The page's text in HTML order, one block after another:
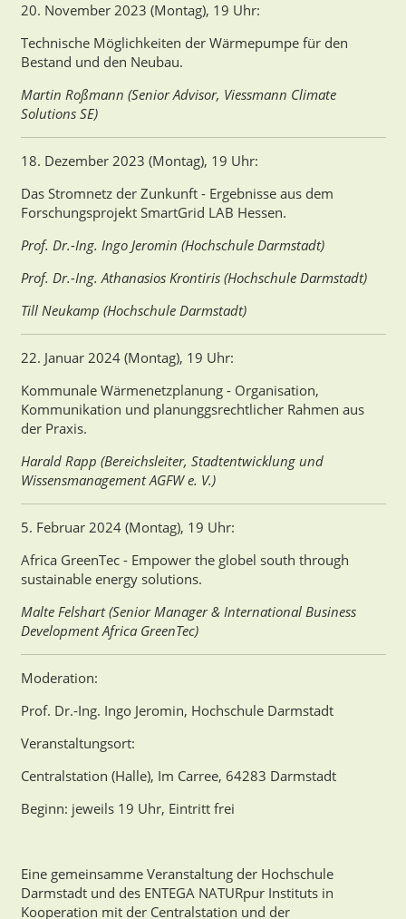
20. November 2023 (Montag), 19 Uhr:
Technische Möglichkeiten der Wärmepumpe für den
Bestand und den Neubau.
Martin Roßmann (Senior Advisor, Viessmann Climate
Solutions SE)
18. Dezember 2023 (Montag), 19 Uhr:
Das Stromnetz der Zunkunft - Ergebnisse aus dem
Forschungsprojekt SmartGrid LAB Hessen.
Prof. Dr.-Ing. Ingo Jeromin (Hochschule Darmstadt)
Prof. Dr.-Ing. Athanasios Krontiris (Hochschule Darmstadt)
Till Neukamp (Hochschule Darmstadt)
22. Januar 2024 (Montag), 19 Uhr:
Kommunale Wärmenetzplanung - Organisation,
Kommunikation und planunggsrechtlicher Rahmen aus
der Praxis.
Harald Rapp (Bereichsleiter, Stadtentwicklung und
Wissensmanagement AGFW e. V.)
5. Februar 2024 (Montag), 19 Uhr:
Africa GreenTec - Empower the globel south through
sustainable energy solutions.
Malte Felshart (Senior Manager & International Business
Development Africa GreenTec)
Moderation:
Prof. Dr.-Ing. Ingo Jeromin, Hochschule Darmstadt
Veranstaltungsort:
Centralstation (Halle), Im Carree, 64283 Darmstadt
Beginn: jeweils 19 Uhr, Eintritt frei
Eine gemeinsamme Veranstaltung der Hochschule
Darmstadt und des ENTEGA NATURpur Instituts in
Kooperation mit der Centralstation und der